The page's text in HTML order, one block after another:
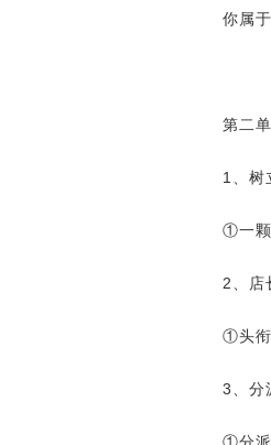
你属
第二
1、树
①一
2、店
①头
3、分